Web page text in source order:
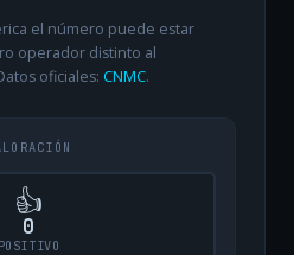
el número puede estar
operador distinto al
oficiales: CNMC.
👍
0
POSITIVO